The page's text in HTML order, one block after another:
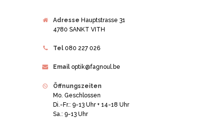
Adresse Hauptstrasse 31
4780 SANKT VITH
Tel 080 227 026
Email optik@fagnoul.be
Öffnungszeiten
Mo. Geschlossen
Di.-Fr.: 9-13 Uhr + 14-18 Uhr
Sa.: 9-13 Uhr